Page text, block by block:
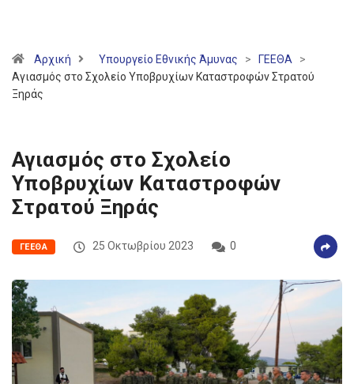
Αρχική Υπουργείο Εθνικής Άμυνας > ΓΕΕΘΑ
>
Αγιασμός στο Σχολείο Υποβρυχίων Καταστροφών Στρατού
Ξηράς
Αγιασμός στο Σχολείο
Υποβρυχίων Καταστροφών
Στρατού Ξηράς
ΓΕΕΘΑ 25 Οκτωβρίου 2023 0